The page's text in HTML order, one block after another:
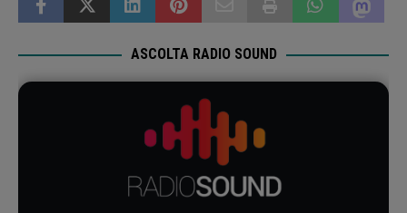
ASCOLTA RADIO SOUND